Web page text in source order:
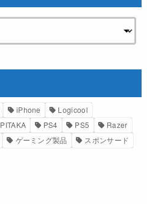
iPhone
Logicool
PITAKA PS4 PS5
Razer
ゲーミング製品
スポンサード